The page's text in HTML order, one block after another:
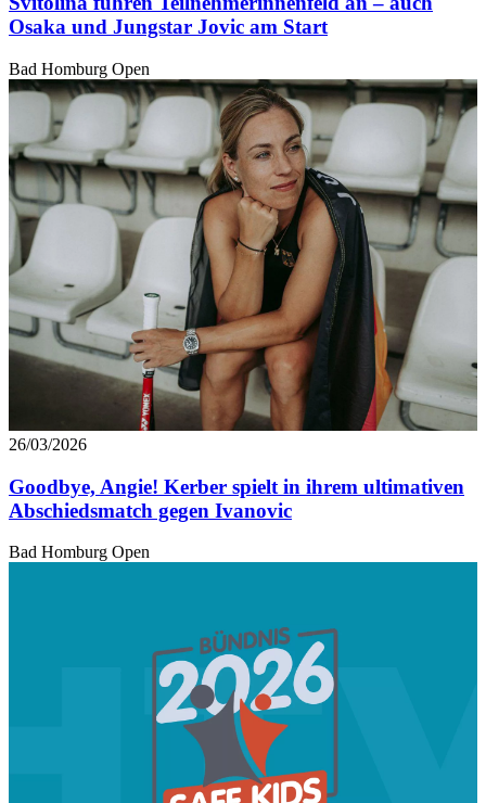
Osaka und Jungstar Jovic am Start
Bad Homburg Open
26/03/2026
Goodbye, Angie! Kerber spielt in ihrem ultimativen
Abschiedsmatch gegen Ivanovic
Bad Homburg Open